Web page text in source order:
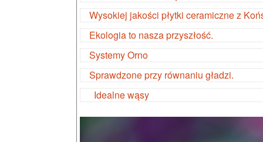
Wysokiej jakości płytki ceramiczne z
Ekologia to nasza przyszłość.
Systemy Orno
Sprawdzone przy równaniu gładzi.
Idealne wąsy